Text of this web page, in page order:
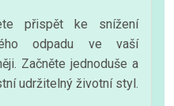
přispět ke snížení
odpadu ve vaší
Začněte jednoduše a
udržitelný životní styl.